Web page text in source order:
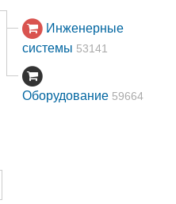
Инженерные
системы 53141
Оборудование 59664